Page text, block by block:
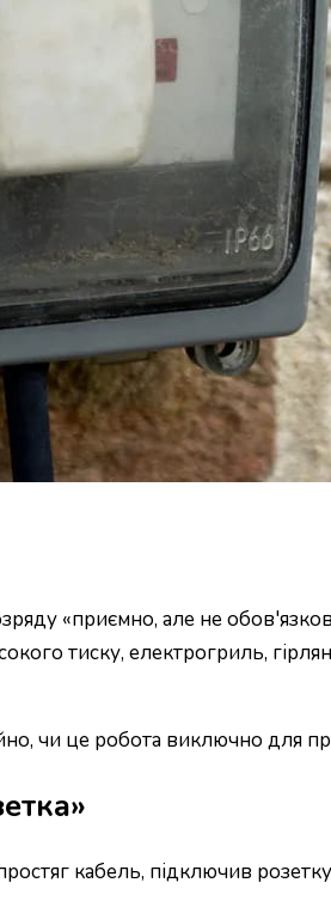
«приємно, але не
тиску, електрогриль,
чи це робота виключно для
кабель, підключив